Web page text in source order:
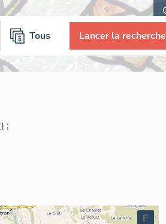
Tous Lancer la recherche
;
F